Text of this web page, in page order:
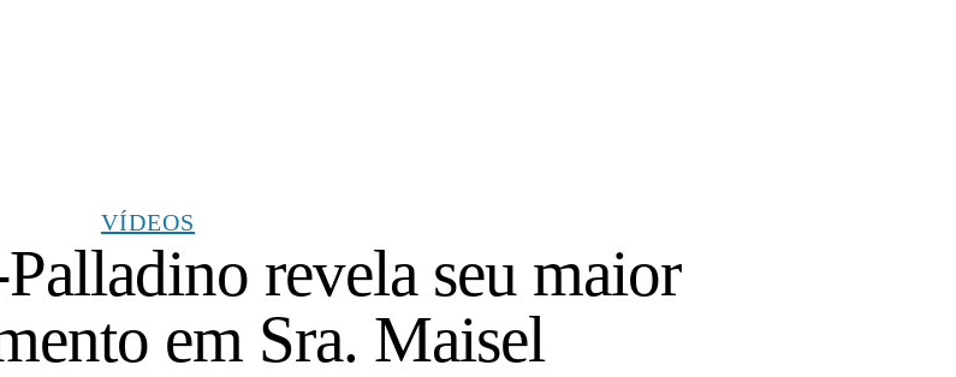
VÍDEOS
revela seu maior
em Sra. Maisel